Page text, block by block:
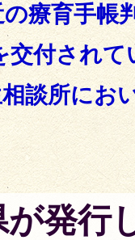
療育手帳
交付され
談所にお
発行